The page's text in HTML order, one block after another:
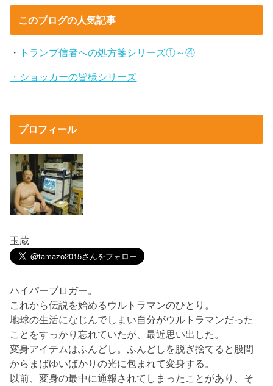
このブログの人気記事
・ トランプ信者への処方箋シリーズ①～④
・ショッカーの皆様シリーズ
プロフィール
玉蔵
ハイパーブロガー。
これから伝説を始めるウルトラマンのひとり。
地球の生活になじんでしまい自分がウルトラマンだった
ことをすっかり忘れていたが、最近思い出した。
変身アイテムはふんどし。ふんどしを脱ぎ捨てると股間
からまばゆいばかりの光に包まれて変身する。
以前、変身の最中に通報されてしまったことがあり、そ